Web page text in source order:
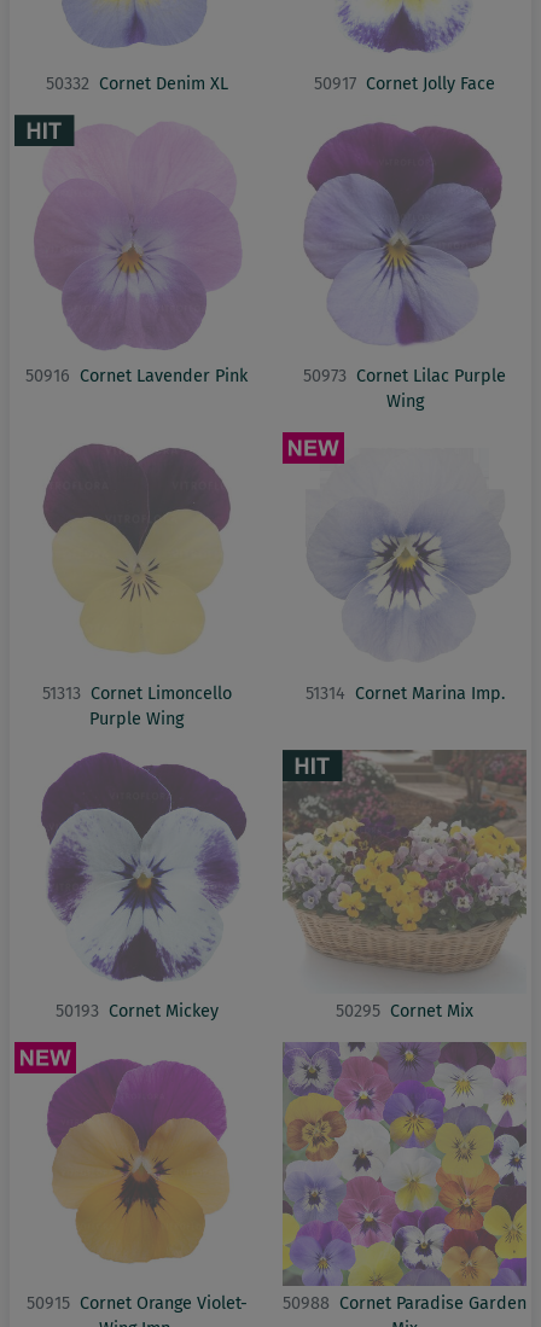
50332 Cornet Denim XL 50917 Cornet Jolly Face
50916 Cornet Lavender Pink 50973 Cornet Lilac Purple
Wing
51313 Cornet Limoncello
Purple Wing
51314 Cornet Marina Imp.
50193 Cornet Mickey 50295 Cornet Mix
50915 Cornet Orange Violet-
50988 Cornet Paradise Garden